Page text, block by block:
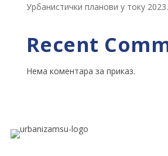
Урбанистички планови у току
Recent
Нема коментара за приказ.